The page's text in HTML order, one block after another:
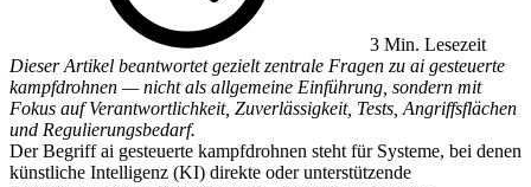
3 Min. Lesezeit
Dieser Artikel beantwortet gezielt zentrale Fragen zu ai gesteuerte
kampfdrohnen — nicht als allgemeine Einführung, sondern mit
Fokus auf Verantwortlichkeit, Zuverlässigkeit, Tests, Angriffsflächen
und Regulierungsbedarf.
Der Begriff ai gesteuerte kampfdrohnen steht für Systeme, bei denen
künstliche Intelligenz (KI) direkte oder unterstützende